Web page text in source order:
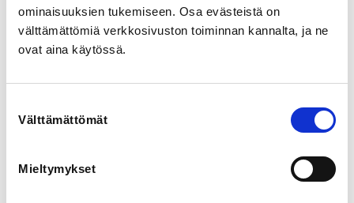
ominaisuuksien tukemiseen. Osa evästeistä on
välttämättömiä verkkosivuston toiminnan kannalta, ja ne
ovat aina käytössä.
valinta
Välttämättömät
Mieltymykset
LOCALITY
Ulkomaat
SPORTS
Mo 17.2.2025 at 11:00 - We 19.2.2025 at 10:00